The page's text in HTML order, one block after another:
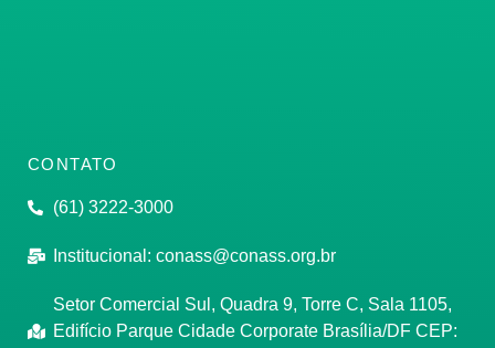
CONTATO
(61) 3222-3000
Institucional: conass@conass.org.br
Setor Comercial Sul, Quadra 9, Torre C, Sala 1105,
Edifício Parque Cidade Corporate Brasília/DF CEP: